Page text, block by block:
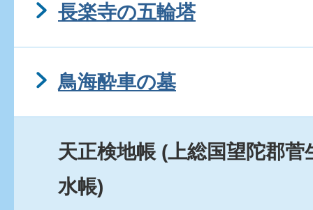
長楽寺の五輪塔
鳥海酔車の墓
天正検地帳 (上総国望陀郡
水帳)